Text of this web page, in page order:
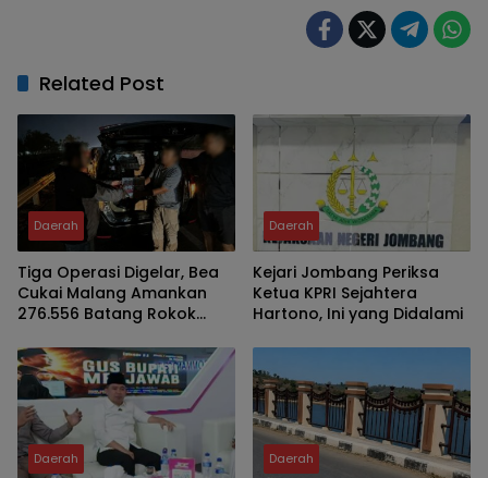
Related Post
Daerah
Tiga Operasi Digelar, Bea
Cukai Malang Amankan
276.556 Batang Rokok
Daerah
Kejari Jombang Periksa
Ketua KPRI Sejahtera
Hartono, Ini yang Didalami
Daerah Daerah